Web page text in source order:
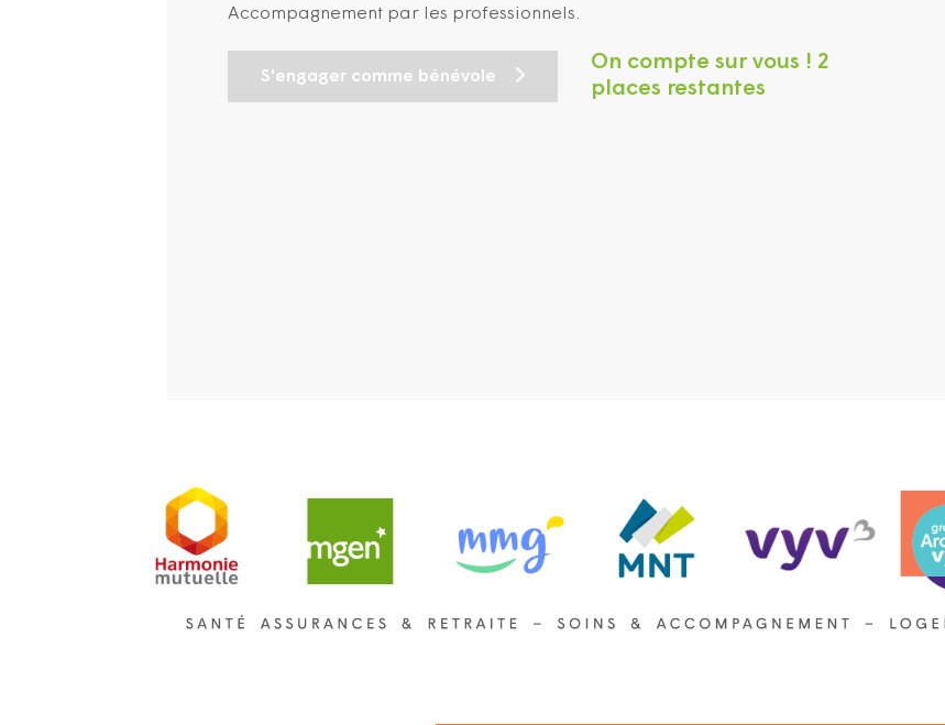
Accompagnement par les professionnels.
S'engager comme bénévole
On compte sur vous ! 2
places restantes